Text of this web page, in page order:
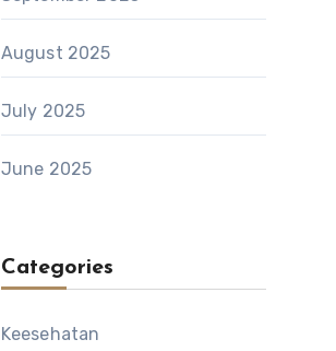
August 2025
July 2025
June 2025
Categories
Keesehatan